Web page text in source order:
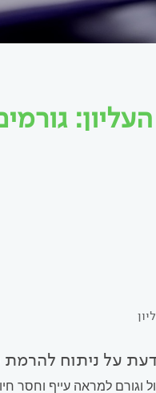
על ניתוח להרמת
וגורם למראה עייף וחסר